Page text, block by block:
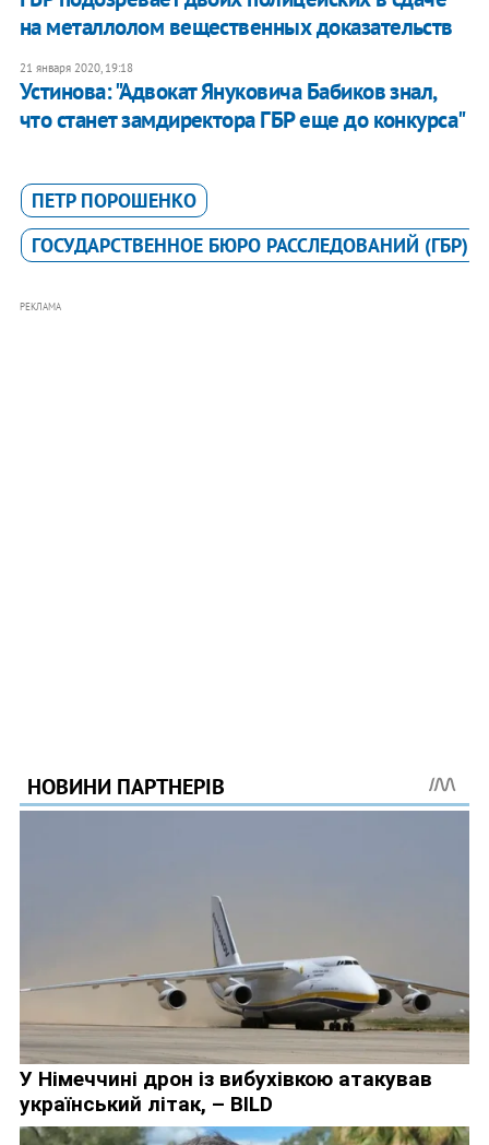
на металлолом вещественных доказательств
21 января 2020, 19:18
Устинова: "Адвокат Януковича Бабиков знал,
что станет замдиректора ГБР еще до конкурса"
ПЕТР ПОРОШЕНКО
ГОСУДАРСТВЕННОЕ БЮРО РАССЛЕДОВАНИЙ (ГБР)
РЕКЛАМА